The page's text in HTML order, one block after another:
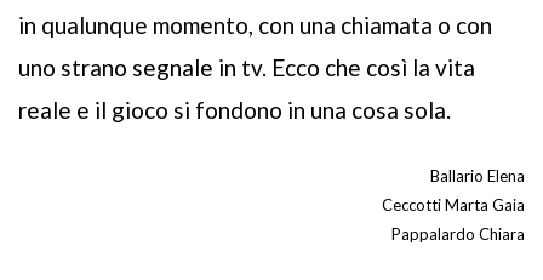
in qualunque momento, con una chiamata o con
uno strano segnale in tv. Ecco che così la vita
reale e il gioco si fondono in una cosa sola.
Ballario Elena
Ceccotti Marta Gaia
Pappalardo Chiara